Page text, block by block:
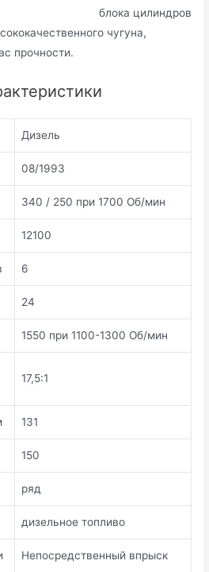
блока цилиндров
чугуна,
прочности.
Дизель
08/1993
340 / 250 при 1700 Об/мин
12100
6
24
1550 при 1100-1300 Об/мин
17,5:1
131
150
ряд
дизельное топливо
Непосредственный впрыск